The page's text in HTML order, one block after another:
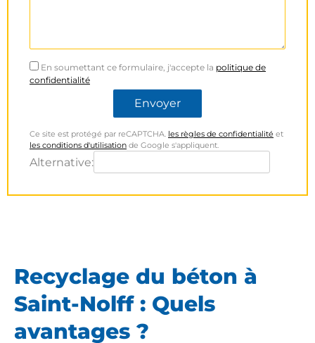
En soumettant ce formulaire, j'accepte la politique de
confidentialité
Ce site est protégé par reCAPTCHA. les règles de confidentialité et
les conditions d'utilisation de Google s'appliquent.
Alternative:
Recyclage du béton à
Saint-Nolff : Quels
avantages ?